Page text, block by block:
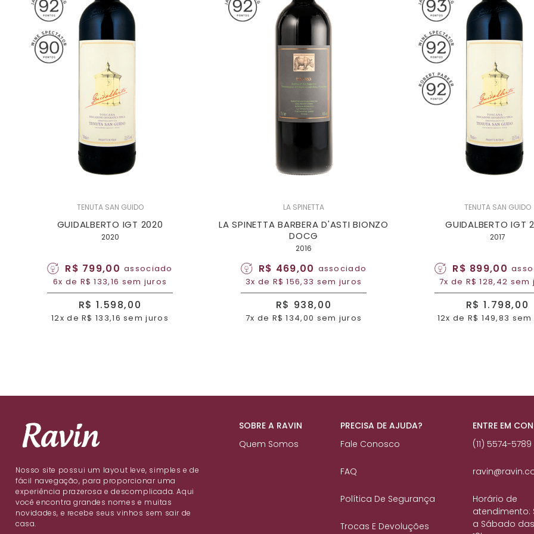
TENUTA SAN GUIDO
GUIDALBERTO IGT 2020
2020
R$ 799,00 associado
6x de R$ 133,16 sem juros
R$ 1.598,00
12x de R$ 133,16 sem juros
LA SPINETTA
LA SPINETTA BARBERA D'ASTI BIONZO
DOCG
2016
R$ 469,00 associado
3x de R$ 156,33 sem juros
R$ 938,00
7x de R$ 134,00 sem juros
TENUTA SAN GUIDO
GUIDALBERTO IGT
2017
R$ 899,00
7x de R$ 128,42
R$ 1.798,00
12x de R$ 149,83
Nosso site possui um layout leve, simples e de
fácil navegação, para proporcionar uma
experiência prazerosa e descomplicada. Aqui
você encontra grandes nomes e muitas
novidades, e recebe seus vinhos sem sair de
casa.
SOBRE A RAVIN
Quem Somos
PRECISA DE AJUDA?
Fale Conosco
FAQ
Política De Segurança
Trocas E Devoluções
ENTRE EM
(11) 5574-5789
Horário de
atendimento:
a Sábado